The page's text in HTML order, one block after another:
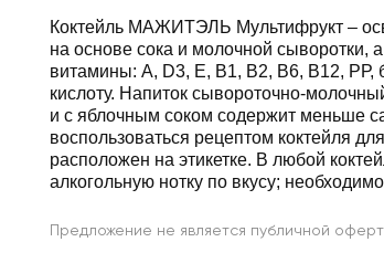
Коктейль МАЖИТЭЛЬ Мультифрукт –
на основе сока и молочной сыворотки,
витамины: А, D3, Е, В1, В2, В6, В12, РР,
кислоту. Напиток сывороточно-
и с яблочным соком содержит меньше
воспользоваться рецептом коктейля
расположен на этикетке. В любой
алкогольную нотку по вкусу;
Предложение не является публичной